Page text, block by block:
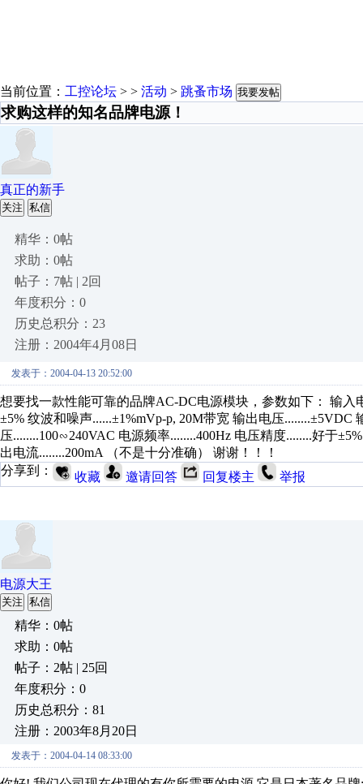
当前位置： 工控论坛 > > 活动 > 跳蚤市场 我要发帖
求购这样的知名品牌电源！
真正的新手
关注 私信
精华：0帖
求助：0帖
帖子：7帖 | 2回
年度积分：0
历史总积分：23
注册：2004年4月08日
发表于：2004-04-13 20:52:00
想要找一款性能可靠的品牌AC-DC电源模块，参数如下： 输入
±5% 纹波和噪声......±1%mVp-p, 20M带宽 输出电压........±5VDC
压........100∽240VAC 电源频率........400Hz 电压精度........好于
出电流........200mA （不是十分准确） 谢谢！！！
分享到：
收藏 邀请回答 回复楼主 举报
电源大王
关注 私信
精华：0帖
求助：0帖
帖子：2帖 | 25回
年度积分：0
历史总积分：81
注册：2003年8月20日
发表于：2004-04-14 08:33:00